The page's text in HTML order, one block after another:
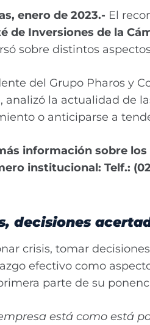
enero de 2023.- El
de Inversiones de la
sobre distintos
del Grupo Pharos y
analizó la actualidad de
o anticiparse a
información sobre
institucional: Telf.:
decisiones
crisis, tomar
efectivo como
parte de su
está como está